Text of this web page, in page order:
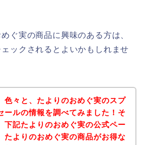
ぐ実の商品に興味のある方は、
ックされるとよいかもしれませ
色々と、たよりのおめぐ実のスプ
ールの情報を調べてみました！そ
下記たよりのおめぐ実の公式ペー
たよりのおめぐ実の商品がお得な